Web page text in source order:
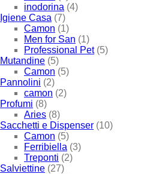
inodorina (4)
Igiene Casa (7)
Camon (1)
Men for San (1)
Professional Pet (5)
Mutandine (5)
Camon (5)
Pannolini (2)
camon (2)
Profumi (8)
Aries (8)
Sacchetti e Dispenser (10)
Camon (5)
Ferribiella (3)
Treponti (2)
Salviettine (27)